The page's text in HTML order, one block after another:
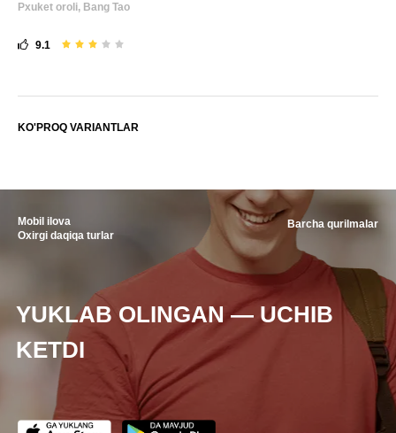
Pxuket oroli, Bang Tao
9.1
KO'PROQ VARIANTLAR
Mobil ilova
Oxirgi daqiqa turlar
YUKLAB OLINGAN — UCHIB
KETDI
Barcha qurilmalar